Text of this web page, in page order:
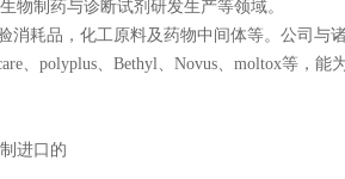
物制药与诊断试剂研发生产等领域。
消耗品，化工原料及药物中间体等。公司与
、polyplus、Bethyl、Novus、moltox等，能
进口的